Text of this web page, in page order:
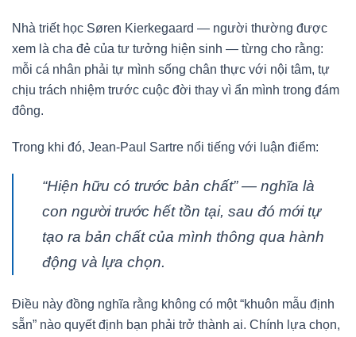
Nhà triết học Søren Kierkegaard — người thường được
xem là cha đẻ của tư tưởng hiện sinh — từng cho rằng:
mỗi cá nhân phải tự mình sống chân thực với nội tâm, tự
chịu trách nhiệm trước cuộc đời thay vì ẩn mình trong đám
đông.
Trong khi đó, Jean-Paul Sartre nổi tiếng với luận điểm:
“Hiện hữu có trước bản chất”— nghĩa là
con người trước hết tồn tại, sau đó mới tự
tạo ra bản chất của mình thông qua hành
động và lựa chọn.
Điều này đồng nghĩa rằng không có một “khuôn mẫu định
sẵn” nào quyết định bạn phải trở thành ai. Chính lựa chọn,